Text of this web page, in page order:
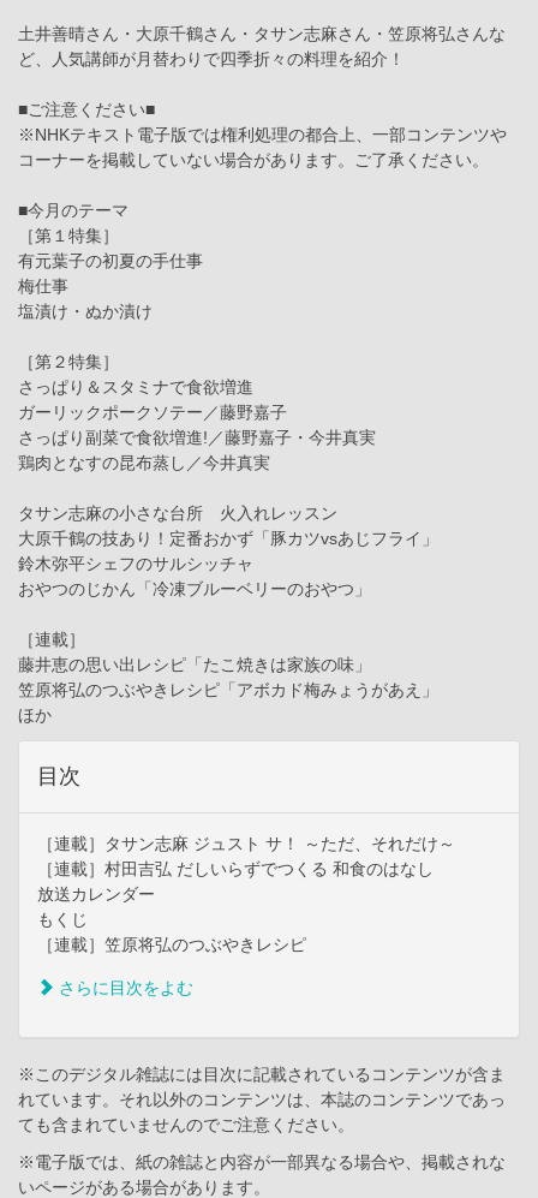
土井善晴さん・大原千鶴さん・タサン志麻さん・笠原将弘さんな
ど、人気講師が月替わりで四季折々の料理を紹介！
■ご注意ください■
※NHKテキスト電子版では権利処理の都合上、一部コンテンツや
コーナーを掲載していない場合があります。ご了承ください。
■今月のテーマ
［第１特集］
有元葉子の初夏の手仕事
梅仕事
塩漬け・ぬか漬け
［第２特集］
さっぱり＆スタミナで食欲増進
ガーリックポークソテー／藤野嘉子
さっぱり副菜で食欲増進!／藤野嘉子・今井真実
鶏肉となすの昆布蒸し／今井真実
タサン志麻の小さな台所 火入れレッスン
大原千鶴の技あり！定番おかず「豚カツvsあじフライ」
鈴木弥平シェフのサルシッチャ
おやつのじかん「冷凍ブルーベリーのおやつ」
［連載］
藤井恵の思い出レシピ「たこ焼きは家族の味」
笠原将弘のつぶやきレシピ「アボカド梅みょうがあえ」
ほか
目次
［連載］タサン志麻 ジュスト サ！ ～ただ、それだけ～
［連載］村田吉弘 だしいらずでつくる 和食のはなし
放送カレンダー
もくじ
［連載］笠原将弘のつぶやきレシピ
さらに目次をよむ
※このデジタル雑誌には目次に記載されているコンテンツが含ま
れています。それ以外のコンテンツは、本誌のコンテンツであっ
ても含まれていませんのでご注意ください。
※電子版では、紙の雑誌と内容が一部異なる場合や、掲載されな
いページがある場合があります。